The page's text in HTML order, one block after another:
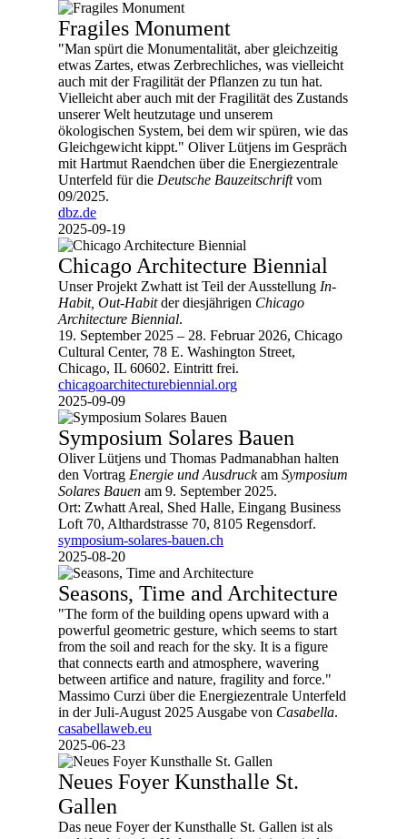
Fragiles Monument
"Man spürt die Monumentalität, aber gleichzeitig
etwas Zartes, etwas Zerbrechliches, was vielleicht
auch mit der Fragilität der Pflanzen zu tun hat.
Vielleicht aber auch mit der Fragilität des Zustands
unserer Welt heutzutage und unserem
ökologischen System, bei dem wir spüren, wie das
Gleichgewicht kippt." Oliver Lütjens im Gespräch
mit Hartmut Raendchen über die Energiezentrale
Unterfeld für die Deutsche Bauzeitschriftvom
09/2025.
dbz.de
2025-09-19
Chicago Architecture Biennial
Unser Projekt Zwhatt ist Teil der Ausstellung In-
Habit, Out-Habitder diesjährigen Chicago
Architecture Biennial.
19. September 2025 – 28. Februar 2026, Chicago
Cultural Center, 78 E. Washington Street,
Chicago, IL 60602. Eintritt frei.
chicagoarchitecturebiennial.org
2025-09-09
Symposium Solares Bauen
Oliver Lütjens und Thomas Padmanabhan halten
den Vortrag Energie und Ausdruckam Symposium
Solares Bauen am 9. September 2025.
Ort: Zwhatt Areal, Shed Halle, Eingang Business
Loft 70, Althardstrasse 70, 8105 Regensdorf.
symposium-solares-bauen.ch
2025-08-20
Seasons, Time and Architecture
"The form of the building opens upward with a
powerful geometric gesture, which seems to start
from the soil and reach for the sky. It is a figure
that connects earth and atmosphere, wavering
between artifice and nature, fragility and force."
Massimo Curzi über die Energiezentrale Unterfeld
in der Juli-August 2025 Ausgabe von Casabella.
casabellaweb.eu
2025-06-23
Neues Foyer Kunsthalle St.
Gallen
Das neue Foyer der Kunsthalle St. Gallen ist als